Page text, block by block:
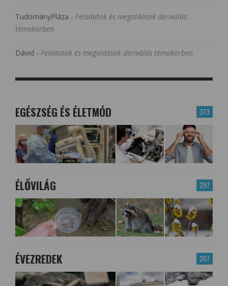
TudományPláza - Feladatok és megoldások deriválás
témakörben
Dávid - Feladatok és megoldások deriválás témakörben
373
EGÉSZSÉG ÉS ÉLETMÓD
297
ÉLŐVILÁG
207
ÉVEZREDEK